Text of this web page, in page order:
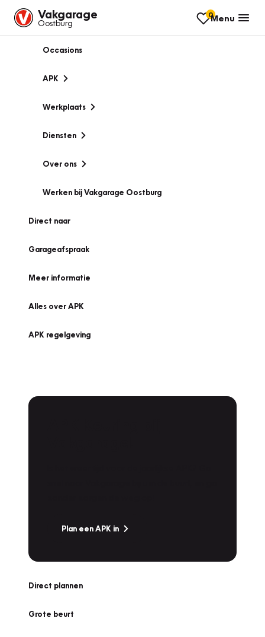
Vakgarage
Oostburg
0Menu
Occasions
APK
Werkplaats
Diensten
Over ons
Werken bij Vakgarage Oostburg
Direct naar
Garageafspraak
Meer informatie
Alles over APK
APK regelgeving
Plan een APK in
Direct plannen
Grote beurt